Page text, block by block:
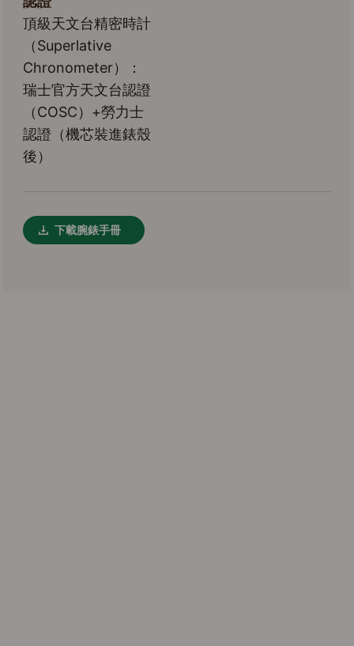
頂級天文台精密時計
（Superlative
Chronometer）：
瑞士官方天文台認證
（COSC）+勞力士
認證（機芯裝進錶殼
後）
下載腕錶手冊